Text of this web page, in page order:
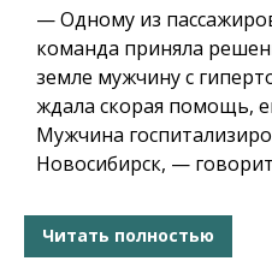
— Одному из
команда приняла
земле мужчину с
ждала скорая помощь,
Мужчина
Новосибирск, —
Читать полностью